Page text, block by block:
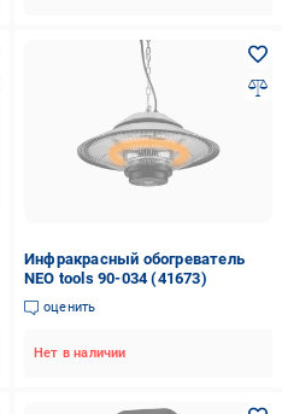
Инфракрасный обогреватель
NEO tools 90-034 (41673)
оценить
Нет в наличии